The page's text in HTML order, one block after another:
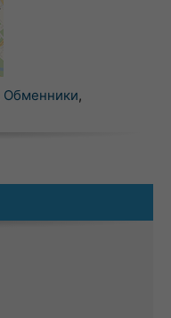
Обменники,